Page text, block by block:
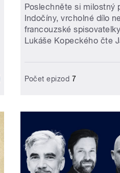
Poslechněte si milostný
Indočíny, vrcholné dílo
francouzské
Lukáše Kopeckého čte
Počet epizod 7